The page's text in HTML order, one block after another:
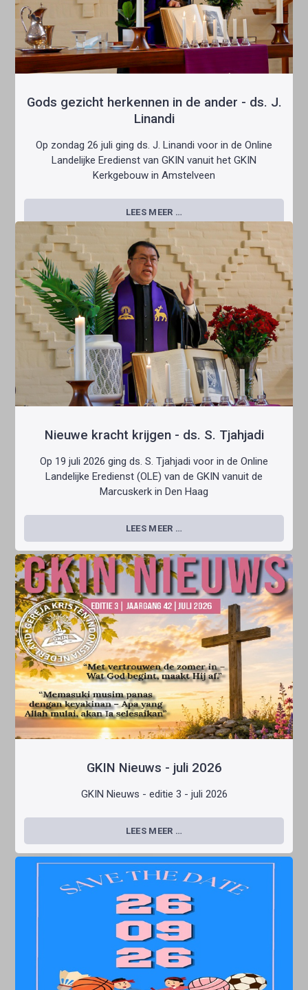
Gods gezicht herkennen in de ander - ds. J.
Linandi
Op zondag 26 juli ging ds. J. Linandi voor in de Online
Landelijke Eredienst van GKIN vanuit het GKIN
Kerkgebouw in Amstelveen
LEES MEER …
Nieuwe kracht krijgen - ds. S. Tjahjadi
Op 19 juli 2026 ging ds. S. Tjahjadi voor in de Online
Landelijke Eredienst (OLE) van de GKIN vanuit de
Marcuskerk in Den Haag
LEES MEER …
GKIN Nieuws - juli 2026
GKIN Nieuws - editie 3 - juli 2026
LEES MEER …